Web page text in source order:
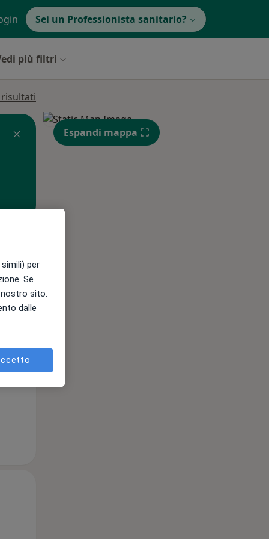
Sei un Professionista sanitario?
più filtri
Gio,
13 Ago
Espandi mappa
per
Se
sito.
dalle